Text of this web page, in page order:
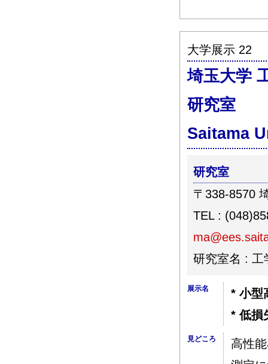
大学展示 22
埼玉大学
研究室
Saitama
研究室
〒338-8570
TEL :
研究室名 : 工
展示名
* 小型
* 低損
見どころ
高性